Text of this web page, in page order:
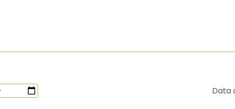
Data